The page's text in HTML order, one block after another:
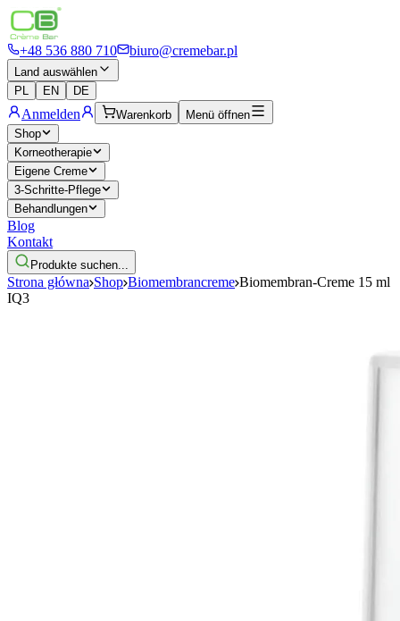
+48 536 880 710 biuro@cremebar.pl
Land auswählen
PL
EN DE
Anmelden Warenkorb
Menü öffnen
Shop
Korneotherapie
Eigene Creme
3-Schritte-Pflege
Behandlungen
Blog
Kontakt
Produkte suchen...
Strona główna Shop Biomembrancreme Biomembran-Creme 15 ml
IQ3